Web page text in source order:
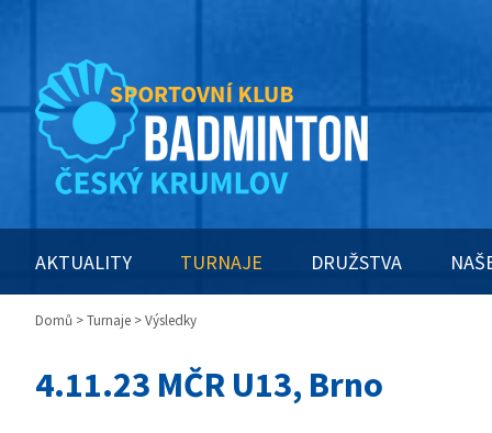
AKTUALITY TURNAJE DRUŽSTVA
Domů >Turnaje > Výsledky
4.11.23 MČR U13, Brno